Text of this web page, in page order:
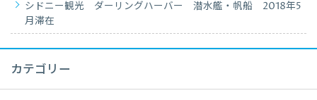
シドニー観光 ダーリングハーバー 潜水艦・帆船 2018年5
月滞在
カテゴリー